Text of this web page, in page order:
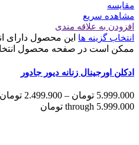
مقایسه
مشاهده سریع
افزودن به علاقه مندی
انتخاب گزینه ها
این محصول دارای
ممکن است در صفحه محصول
ادکلن اورجینال زنانه دیور جادور
5.999.000 تومان –
2.499.900 تومان
through 5.999.000 تومان